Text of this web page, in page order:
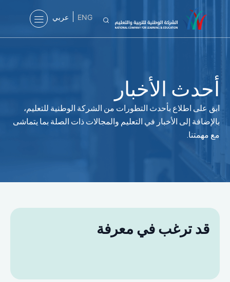
ENG عربي
أحدث الأخبار
ابق على اطلاع بأحدث التطورات من الشركة الوطنية للتعليم،
بالإضافة إلى الأخبار في التعليم والمجالات ذات الصلة بما يتماشى
مع مهمتنا.
قد ترغب في معرفة